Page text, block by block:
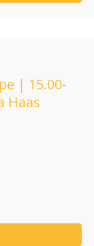
| 15.00-
Haas